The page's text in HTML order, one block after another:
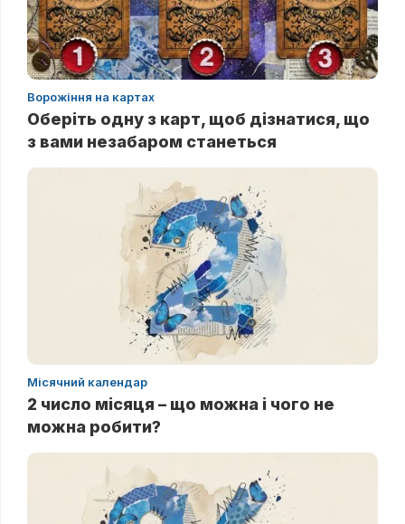
Ворожіння на картах
Оберіть одну з карт, щоб дізнатися, що
з вами незабаром станеться
Місячний календар
2 число місяця – що можна і чого не
можна робити?